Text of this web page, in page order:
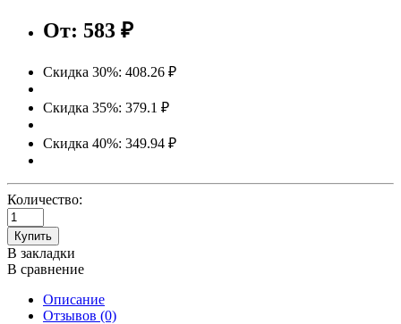
От: 583 ₽
Скидка 30%: 408.26 ₽
Скидка 35%: 379.1 ₽
Скидка 40%: 349.94 ₽
Количество:
Купить
В закладки
В сравнение
Описание
Отзывов (0)